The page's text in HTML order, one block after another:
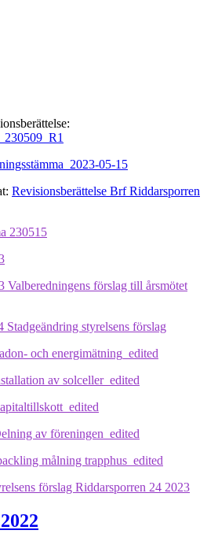
05-15
Revisionsberättelse Brf Riddarsporren
230515
Valberedningens förslag till årsmötet
Stadgeändring styrelsens förslag
och energimätning_edited
av solceller_edited
av föreningen_edited
målning trapphus_edited
förslag Riddarsporren 24 2023